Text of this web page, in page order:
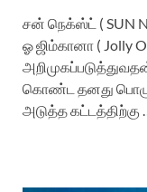
சன் நெக்ஸ்ட் ( SUN
ஓ ஜிம்கானா ( Jolly
கொண்ட தனது
அடுத்த கட்டத்திற்கு